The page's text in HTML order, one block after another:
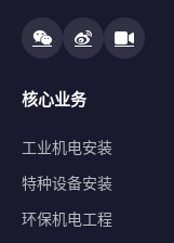
核心业务
工业机电安装
特种设备安装
环保机电工程